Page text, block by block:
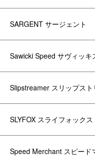
SARGENT サージェント
Sawicki Speed サヴィッキ
Slipstreamer スリップスト
SLYFOX スライフォックス
Speed Merchant スピード